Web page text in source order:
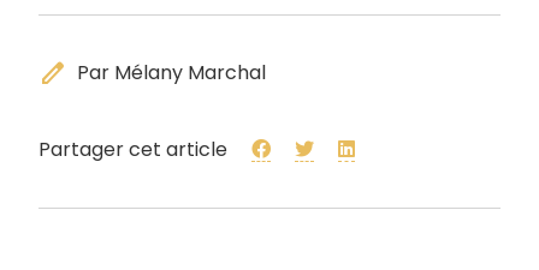
edit Par Mélany Marchal
Partager cet article